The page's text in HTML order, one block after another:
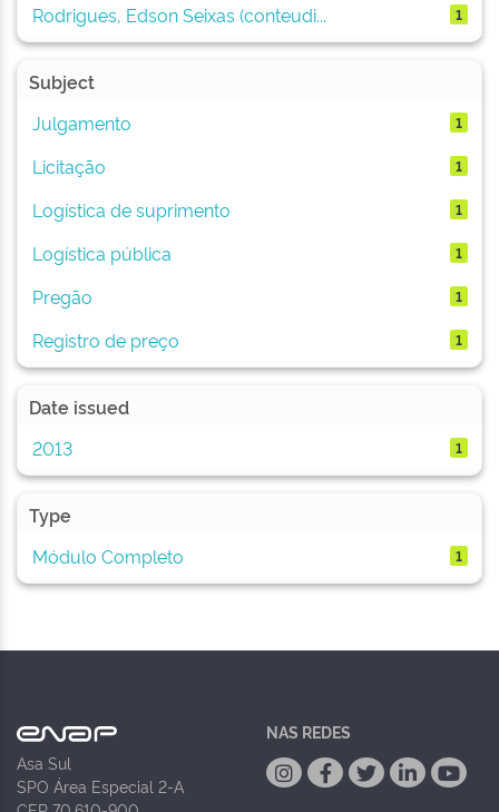
Rodrigues, Edson Seixas (conteudi...
1
Subject
Julgamento
1
Licitação 1
Logística de suprimento 1
Logística pública 1
Pregão 1
Registro de preço 1
Date issued
2013
1
Type
Módulo Completo
1
Asa Sul
SPO Área Especial 2-A
NAS REDES